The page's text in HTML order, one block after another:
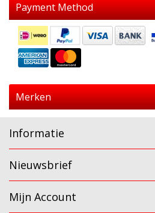
Payment Method
Merken
Informatie
Nieuwsbrief
Mijn Account